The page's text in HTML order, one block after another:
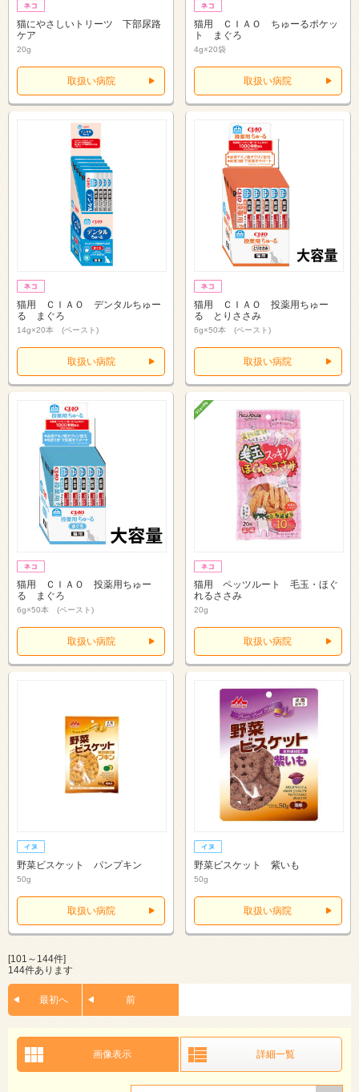
猫にやさしいトリーツ 下部尿路
ケア
20g
取扱い病院
猫用 ＣＩＡＯ ちゅーるポケッ
ト まぐろ
4g×20袋
取扱い病院
猫用 ＣＩＡＯ デンタルちゅー
る まぐろ
14g×20本 (ペースト)
取扱い病院
猫用 ＣＩＡＯ 投薬用ちゅー
る とりささみ
6g×50本 (ペースト)
取扱い病院
猫用 ＣＩＡＯ 投薬用ちゅー
る まぐろ
6g×50本 (ペースト)
取扱い病院
猫用 ペッツルート 毛玉・ほぐ
れるささみ
20g
取扱い病院
野菜ビスケット パンプキン
50g
取扱い病院
野菜ビスケット 紫いも
50g
取扱い病院
[101～144件]
144件あります
最初へ 前
画像表示 詳細一覧